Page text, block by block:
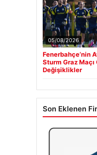
05/08/2026
Fenerbahçe’nin
Sturm Graz
Değişiklikler
Son Eklenen